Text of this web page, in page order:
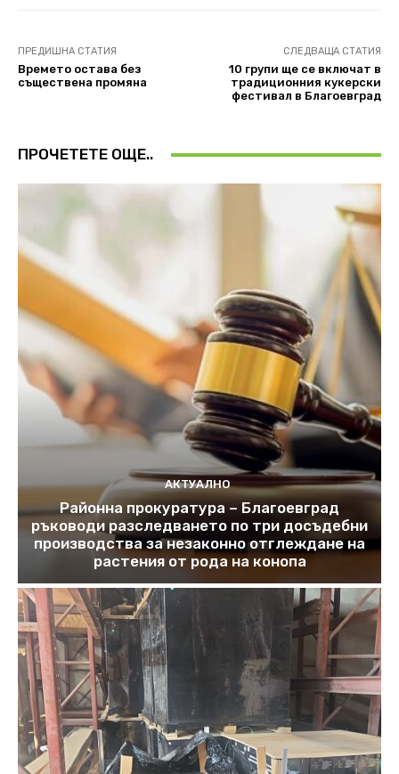
ПРЕДИШНА СТАТИЯ
Времето остава без
съществена промяна
СЛЕДВАЩА СТАТИЯ
10 групи ще се включат в
традиционния кукерски
фестивал в Благоевград
ПРОЧЕТЕТЕ ОЩЕ..
АКТУАЛНО
Районна прокуратура – Благоевград
ръководи разследването по три досъдебни
производства за незаконно отглеждане на
растения от рода на конопа